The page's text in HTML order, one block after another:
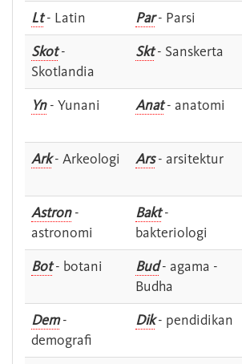
Lt- Latin Par- Parsi
Skot-
Skotlandia
Skt- Sanskerta
Yn- Yunani Anat- anatomi
Ark- Arkeologi Ars- arsitektur
Astron-
astronomi
Bakt-
bakteriologi
Bot- botani Bud- agama -
Budha
Dem-
demografi
Dik- pendidikan